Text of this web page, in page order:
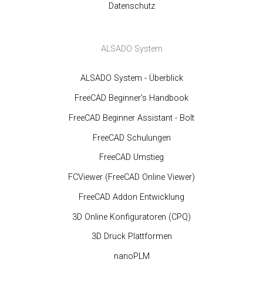
Datenschutz
ALSADO System
ALSADO System - Überblick
FreeCAD Beginner's Handbook
FreeCAD Beginner Assistant - Bolt
FreeCAD Schulungen
FreeCAD Umstieg
FCViewer (FreeCAD Online Viewer)
FreeCAD Addon Entwicklung
3D Online Konfiguratoren (CPQ)
3D Druck Plattformen
nanoPLM